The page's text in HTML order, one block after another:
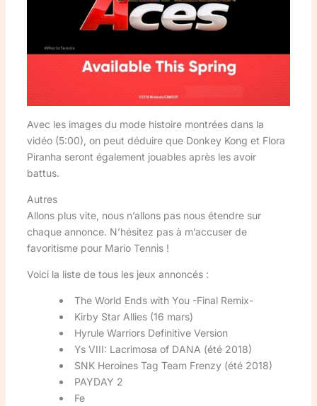
Avec les images du mode histoire montrées dans la
vidéo (5:00), on peut déduire que Donkey Kong et Flora
Piranha seront également jouables après les avoir
battus.
Autres
Allons plus vite, nous n’allons pas nous étendre sur
chaque annonce. N’hésitez pas à m’accuser de
favoritisme pour Mario Tennis !
Voici la liste de tous les jeux annoncés :
The World Ends with You -Final Remix-
Kirby Star Allies (16 mars)
Hyrule Warriors Definitive Version
Ys VIII: Lacrimosa of DANA (été 2018)
SNK Heroines Tag Team Frenzy (été 2018)
PAYDAY 2
Fe